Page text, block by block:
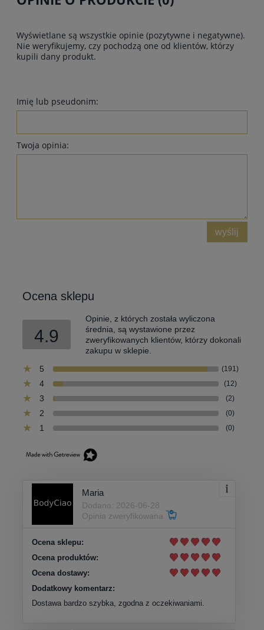
Wyświetlane są wszystkie opinie (pozytywne i negatywne).
Nie weryfikujemy, czy pochodzą one od klientów, którzy
kupili dany produkt.
Imię lub pseudonim:
Twoja opinia:
wyślij
Ocena sklepu
4.9
Opinie, z których została wyliczona
średnia, są wystawione przez
zweryfikowanych klientów, którzy dokonali
zakupu w sklepie.
5
(191)
4 (12)
3 (2)
2 (0)
1 (0)
Maria
Dodano: 2026-06-28
Opinia zweryfikowana
Ocena sklepu:
Ocena produktów:
Ocena dostawy:
Dodatkowy komentarz:
Dostawa bardzo szybka, zgodna z oczekiwaniami.